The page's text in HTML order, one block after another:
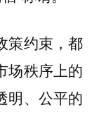
策约束，都
场秩序上的
明、公平的